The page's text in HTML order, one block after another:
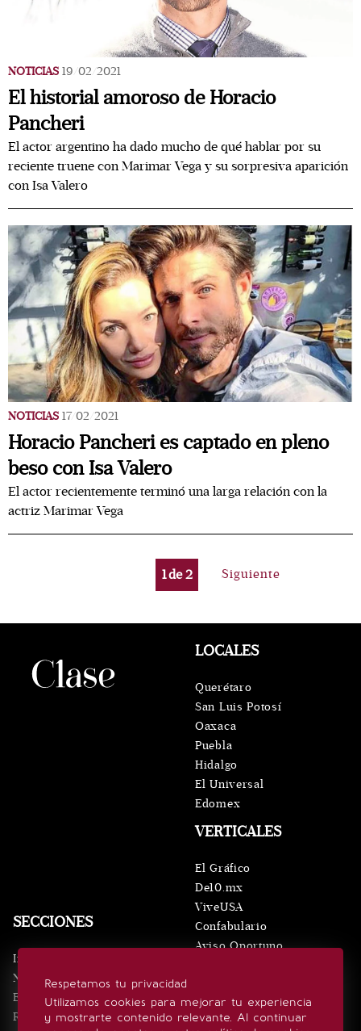
NOTICIAS 19/02/2021
El historial amoroso de Horacio
Pancheri
El actor argentino ha dado mucho de qué hablar por su
reciente truene con Marimar Vega y su sorpresiva aparición
con Isa Valero
NOTICIAS 17/02/2021
Horacio Pancheri es captado en pleno
beso con Isa Valero
El actor recientemente terminó una larga relación con la
actriz Marimar Vega
1de2 Siguiente
Respetamos tu privacidad
Utilizamos cookies para mejorar tu experiencia
y mostrarte contenido relevante. Al continuar
SECCIONES
Inicio
Noticias
Eventos
Realeza
VERTICALES
El Gráfico
De10.mx
ViveUSA
Confabulario
Aviso Oportuno
LOCALES
Querétaro
San Luis Potosí
Oaxaca
Puebla
Hidalgo
El Universal
Edomex